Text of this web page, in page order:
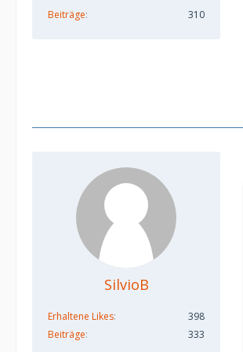
Beiträge
310
SilvioB
Erhaltene Likes
398
Beiträge
333